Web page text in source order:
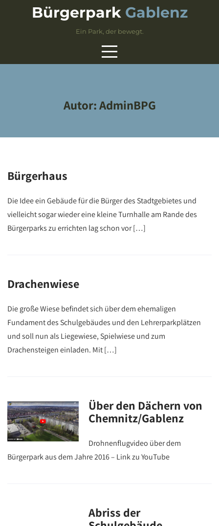
Bürgerpark Gablenz
Ein Park, der bewegt.
Autor:AdminBPG
Bürgerhaus
Die Idee ein Gebäude für die Bürger des Stadtgebietes und
vielleicht sogar wieder eine kleine Turnhalle am Rande des
Bürgerparks zu errichten lag schon vor […]
Drachenwiese
Die große Wiese befindet sich über dem ehemaligen
Fundament des Schulgebäudes und den Lehrerparkplätzen
und soll nun als Liegewiese, Spielwiese und zum
Drachensteigen einladen. Mit […]
Über den Dächern von
Chemnitz/Gablenz
Drohnenflugvideo über dem
Bürgerpark aus dem Jahre 2016 – Link zu YouTube
Abriss der